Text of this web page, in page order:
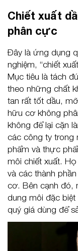
Chiết xuất
phân cực
Đây là ứng dụng
nghiệm, “chiết
Mục tiêu là tách
theo những chất
tan rất tốt dầu,
hữu cơ không
không để lại cặn
các công ty trong
phẩm và thực
môi chiết xuất.
và các thành
cơ. Bên cạnh đó,
dung môi đặc biệt
quý giá dùng để